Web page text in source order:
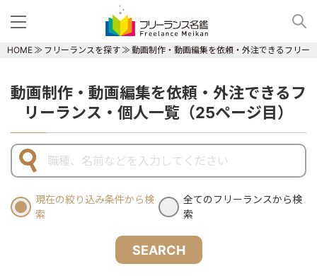
HOME フリーランスを探す 動画制作・動画編集を依頼・外注できるフリー
動画制作・動画編集を依頼・外注できるフ
リーランス・個人一覧（25ページ目）
現在の絞り込み条件から検
索
全てのフリーランスから検
索
SEARCH